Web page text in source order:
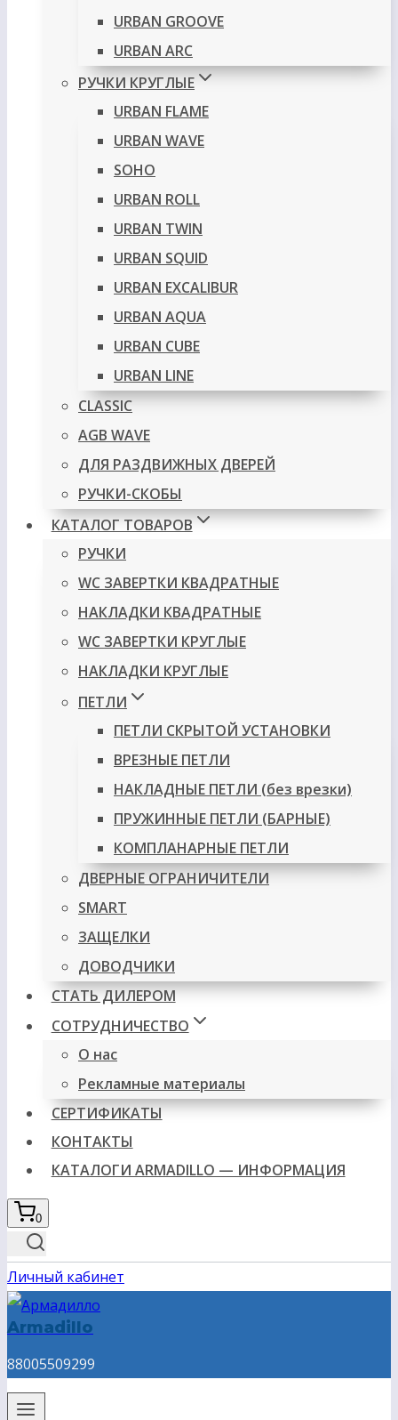
URBAN GROOVE
URBAN ARC
РУЧКИ КРУГЛЫЕ
URBAN FLAME
URBAN WAVE
SOHO
URBAN ROLL
URBAN TWIN
URBAN SQUID
URBAN EXCALIBUR
URBAN AQUA
URBAN CUBE
URBAN LINE
CLASSIC
AGB WAVE
ДЛЯ РАЗДВИЖНЫХ ДВЕРЕЙ
РУЧКИ-СКОБЫ
КАТАЛОГ ТОВАРОВ
РУЧКИ
WC ЗАВЕРТКИ КВАДРАТНЫЕ
НАКЛАДКИ КВАДРАТНЫЕ
WC ЗАВЕРТКИ КРУГЛЫЕ
НАКЛАДКИ КРУГЛЫЕ
ПЕТЛИ
ПЕТЛИ СКРЫТОЙ УСТАНОВКИ
ВРЕЗНЫЕ ПЕТЛИ
НАКЛАДНЫЕ ПЕТЛИ (без врезки)
ПРУЖИННЫЕ ПЕТЛИ (БАРНЫЕ)
КОМПЛАНАРНЫЕ ПЕТЛИ
ДВЕРНЫЕ ОГРАНИЧИТЕЛИ
SMART
ЗАЩЕЛКИ
ДОВОДЧИКИ
СТАТЬ ДИЛЕРОМ
СОТРУДНИЧЕСТВО
О нас
Рекламные материалы
СЕРТИФИКАТЫ
КОНТАКТЫ
КАТАЛОГИ ARMADILLO — ИНФОРМАЦИЯ
0
Личный кабинет
Armadillo
88005509299